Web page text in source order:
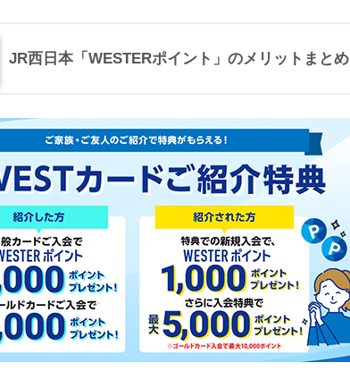
JR西日本「WESTERポイント」のメリットまとめ